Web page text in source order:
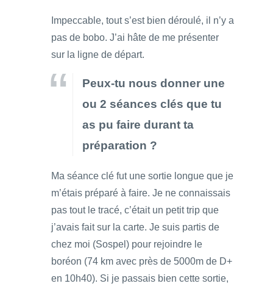
Impeccable, tout s’est bien déroulé, il n’y a
pas de bobo. J’ai hâte de me présenter
sur la ligne de départ.
Peux-tu nous donner une
ou 2 séances clés que tu
as pu faire durant ta
préparation ?
Ma séance clé fut une sortie longue que je
m’étais préparé à faire. Je ne connaissais
pas tout le tracé, c’était un petit trip que
j’avais fait sur la carte. Je suis partis de
chez moi (Sospel) pour rejoindre le
boréon (74 km avec près de 5000m de D+
en 10h40). Si je passais bien cette sortie,